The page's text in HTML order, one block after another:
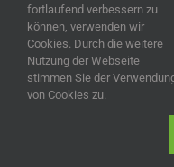
fortlaufend verbessern zu
können, verwenden wir
Cookies. Durch die weitere
Nutzung der Webseite
stimmen Sie der
von Cookies zu.